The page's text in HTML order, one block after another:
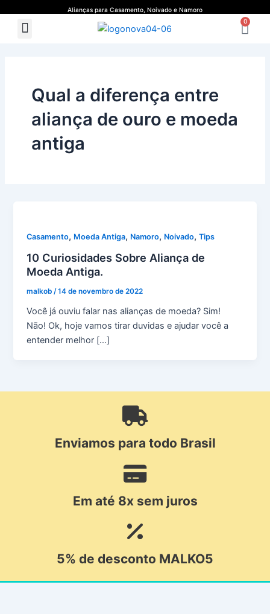
Alianças para Casamento, Noivado e Namoro
Menu 0
Qual a diferença entre
aliança de ouro e moeda
antiga
Casamento, Moeda Antiga, Namoro, Noivado,Tips
10 Curiosidades Sobre Aliança de
Moeda Antiga.
malkob /14 de novembro de 2022
Você já ouviu falar nas alianças de moeda? Sim!
Não! Ok, hoje vamos tirar duvidas e ajudar você a
entender melhor […]
Enviamos para todo Brasil
Em até 8x sem juros
5% de desconto MALKO5